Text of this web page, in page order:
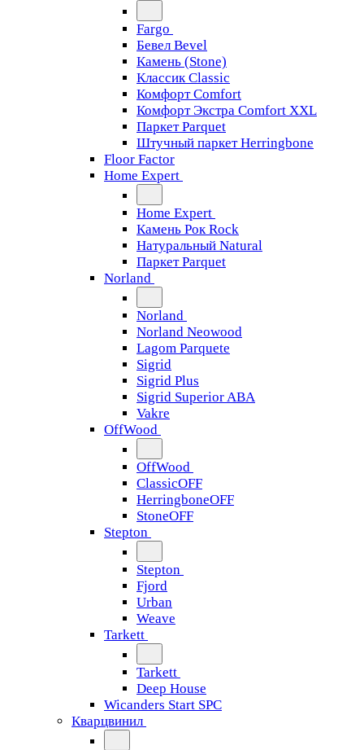
Fargo
Бевел Bevel
Камень (Stone)
Классик Classic
Комфорт Comfort
Комфорт Экстра Comfort XXL
Паркет Parquet
Штучный паркет Herringbone
Floor Factor
Home Expert
Home Expert
Камень Рок Rock
Натуральный Natural
Паркет Parquet
Norland
Norland
Norland Neowood
Lagom Parquete
Sigrid
Sigrid Plus
Sigrid Superior ABA
Vakre
OffWood
OffWood
ClassicOFF
HerringboneOFF
StoneOFF
Stepton
Stepton
Fjord
Urban
Weave
Tarkett
Tarkett
Deep House
Wicanders Start SPC
Кварцвинил